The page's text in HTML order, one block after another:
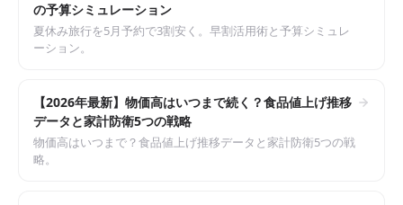
の予算シミュレーション
夏休み旅行を5月予約で3割安く。早割活用術と予算シミュレ
ーション。
【2026年最新】物価高はいつまで続く？食品値上げ推移
データと家計防衛5つの戦略
物価高はいつまで？食品値上げ推移データと家計防衛5つの戦
略。